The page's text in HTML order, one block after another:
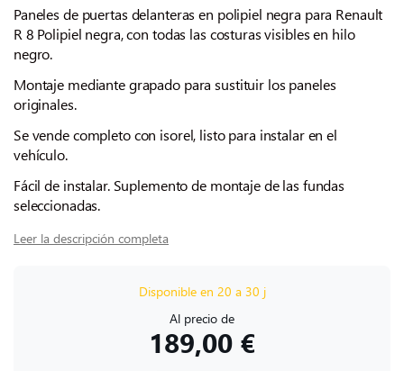
Paneles de puertas delanteras en polipiel negra para Renault
R 8 Polipiel negra, con todas las costuras visibles en hilo
negro.
Montaje mediante grapado para sustituir los paneles
originales.
Se vende completo con isorel, listo para instalar en el
vehículo.
Fácil de instalar. Suplemento de montaje de las fundas
seleccionadas.
Leer la descripción completa
Disponible en 20 a 30 j
Al precio de
189,00 €